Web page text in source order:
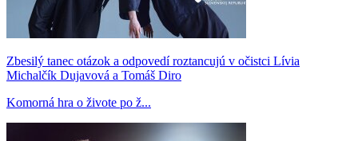
Zbesilý tanec otázok a odpovedí roztancujú v očistci Lívia
Michalčík Dujavová a Tomáš Diro
Komorná hra o živote po ž...